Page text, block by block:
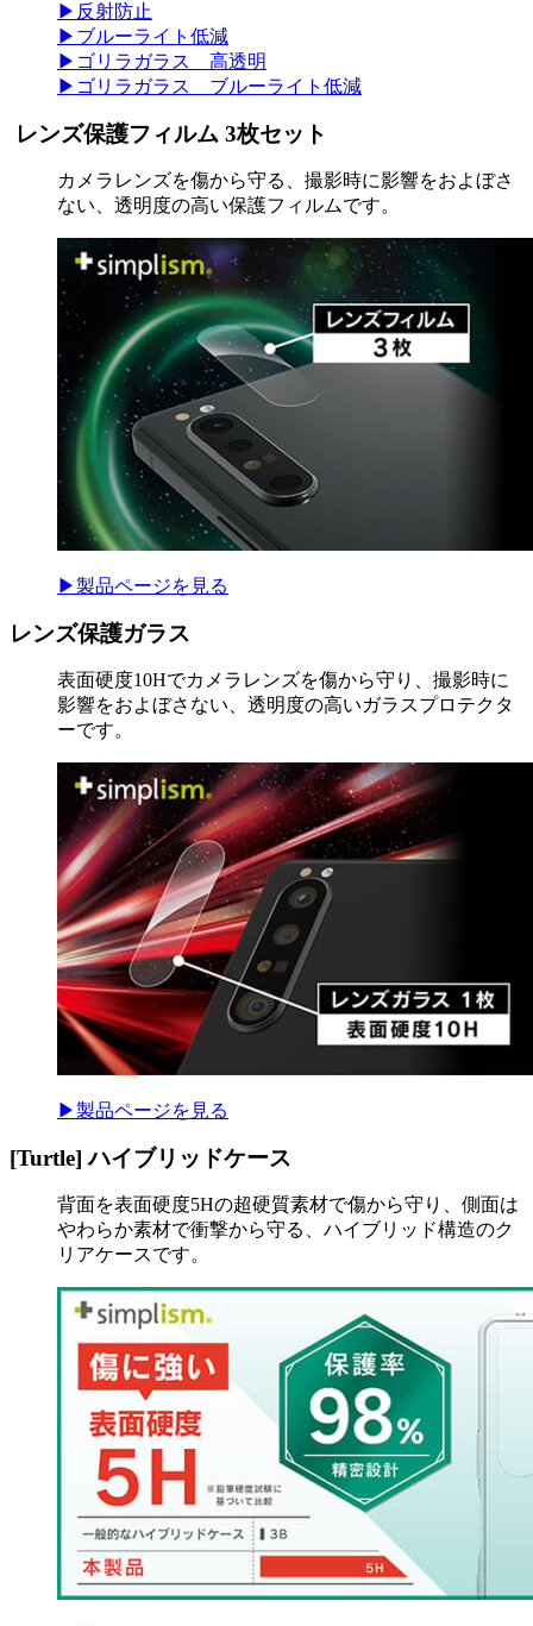
▶反射防止
▶ブルーライト低減
▶ゴリラガラス 高透明
▶ゴリラガラス ブルーライト低減
レンズ保護フィルム 3枚セット
カメラレンズを傷から守る、撮影時に影響をおよぼさ
ない、透明度の高い保護フィルムです。
▶製品ページを見る
レンズ保護ガラス
表面硬度10Hでカメラレンズを傷から守り、撮影時に
影響をおよぼさない、透明度の高いガラスプロテクタ
ーです。
▶製品ページを見る
[Turtle] ハイブリッドケース
背面を表面硬度5Hの超硬質素材で傷から守り、側面は
やわらか素材で衝撃から守る、ハイブリッド構造のク
リアケースです。